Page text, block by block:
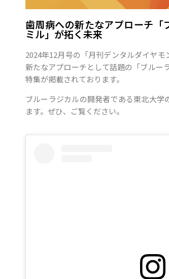
歯周病への新たなアプローチ「
ミル」が拓く未来
2024年12月号の「月刊デンタルダイヤ
新たなアプローチとして話題の「ブルー
特集が掲載されております。
ブルーラジカルの開発者である東北大学
ます。ぜひ、ご覧ください。